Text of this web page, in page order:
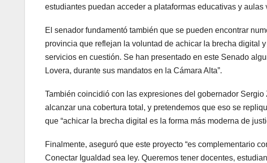
estudiantes puedan acceder a plataformas educativas y
El senador fundamentó también que se pueden encontrar
provincia que reflejan la voluntad de achicar la brecha digital
servicios en cuestión. Se han presentado en este Senado
Lovera, durante sus mandatos en la Cámara Alta”.
También coincidió con las expresiones del gobernador
alcanzar una cobertura total, y pretendemos que eso se
que “achicar la brecha digital es la forma más moderna de
Finalmente, aseguró que este proyecto “es complementario
Conectar Igualdad sea ley. Queremos tener docentes,